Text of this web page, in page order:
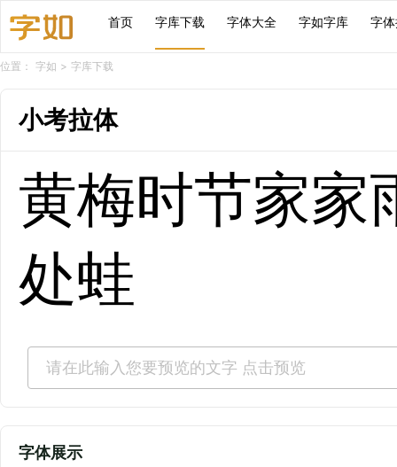
首页 字库下载 字体大全 字如字库 字
位置： 字如 > 字库下载
小考拉体
黄梅时节家家
处蛙
字体展示